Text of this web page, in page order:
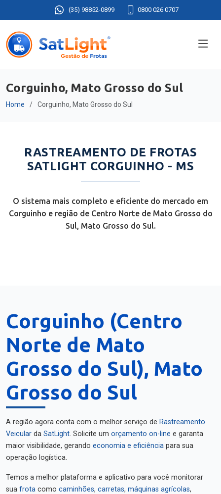
(35) 98852-0899 0800 026 0707
Corguinho, Mato Grosso do Sul
Home Corguinho, Mato Grosso do Sul
RASTREAMENTO DE FROTAS
SATLIGHT CORGUINHO - MS
O sistema mais completo e eficiente do mercado em
Corguinho e região de Centro Norte de Mato Grosso do
Sul, Mato Grosso do Sul.
Corguinho (Centro
Norte de Mato
Grosso do Sul), Mato
Grosso do Sul
A região agora conta com o melhor serviço de Rastreamento
Veicular da SatLight. Solicite um orçamento on-line e garanta
maior visibilidade, gerando economia e eficiência para sua
operação logística.
Temos a melhor plataforma e aplicativo para você monitorar
sua frota como caminhões, carretas, máquinas agrícolas,